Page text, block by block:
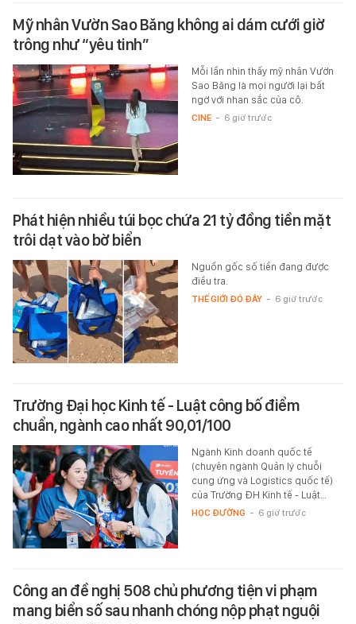
Mỹ nhân Vườn Sao Băng không ai dám cưới giờ
trông như “yêu tinh”
Mỗi lần nhìn thấy mỹ nhân Vườn
Sao Băng là mọi người lại bất
ngờ với nhan sắc của cô.
CINE - 6 giờ trước
Phát hiện nhiều túi bọc chứa 21 tỷ đồng tiền mặt
trôi dạt vào bờ biển
Nguồn gốc số tiền đang được
điều tra.
THẾ GIỚI ĐÓ ĐÂY - 6 giờ trước
Trường Đại học Kinh tế - Luật công bố điểm
chuẩn, ngành cao nhất 90,01/100
Ngành Kinh doanh quốc tế
(chuyên ngành Quản lý chuỗi
cung ứng và Logistics quốc tế)
của Trường ĐH Kinh tế - Luật…
HỌC ĐƯỜNG - 6 giờ trước
Công an đề nghị 508 chủ phương tiện vi phạm
mang biển số sau nhanh chóng nộp phạt nguội